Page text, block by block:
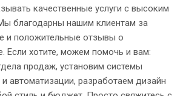
качественные услуги с высоким
благодарны нашим клиентам за
и положительные отзывы о
Если хотите, можем помочь и вам:
продаж, установим системы
автоматизации, разработаем дизайн